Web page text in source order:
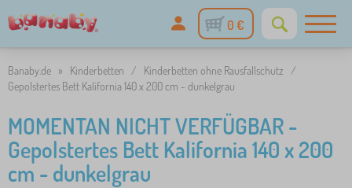
0 €
Banaby.de » Kinderbetten / Kinderbetten ohne Rausfallschutz
/
Gepolstertes Bett Kalifornia 140 x 200 cm - dunkelgrau
MOMENTAN NICHT VERFÜGBAR -
Gepolstertes Bett Kalifornia 140 x 200
cm - dunkelgrau